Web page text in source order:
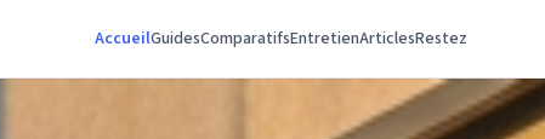
AccueilGuidesComparatifsEntretienArticlesRestez